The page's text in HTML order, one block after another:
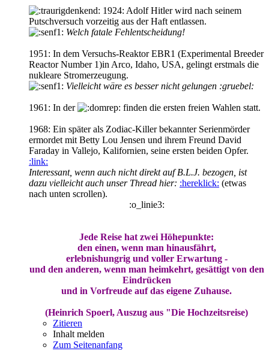
1924: Adolf Hitler wird nach seinem
Putschversuch vorzeitig aus der Haft entlassen.
Welch fatale Fehlentscheidung!
1951: In dem Versuchs-Reaktor EBR1 (Experimental Breeder
Reactor Number 1)in Arco, Idaho, USA, gelingt erstmals die
nukleare Stromerzeugung.
Vielleicht wäre es besser nicht gelungen :gruebel:
1961: In der finden die ersten freien Wahlen statt.
1968: Ein später als Zodiac-Killer bekannter Serienmörder
ermordet mit Betty Lou Jensen und ihrem Freund David
Faraday in Vallejo, Kalifornien, seine ersten beiden Opfer.
:link:
Interessant, wenn auch nicht direkt auf B.L.J. bezogen, ist
dazu vielleicht auch unser Thread hier: :hereklick: (etwas
nach unten scrollen).
:o_linie3:
Jede Reise hat zwei Höhepunkte:
den einen, wenn man hinausfährt,
erlebnishungrig und voller Erwartung -
und den anderen, wenn man heimkehrt, gesättigt von den
Eindrücken
und in Vorfreude auf das eigene Zuhause.
(Heinrich Spoerl, Auszug aus "Die Hochzeitsreise)
Zitieren
Inhalt melden
Zum Seitenanfang